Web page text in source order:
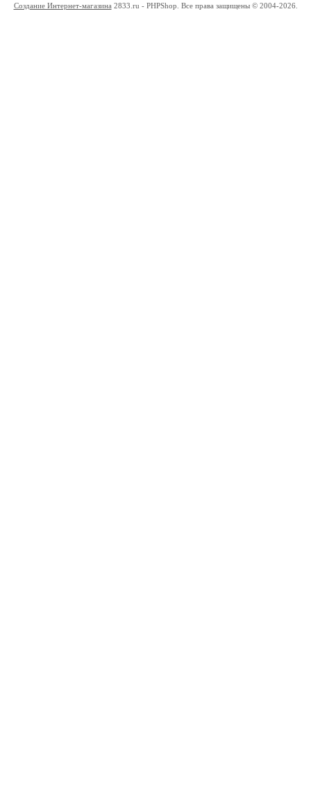
Создание Интернет-магазина 2833.ru - PHPShop. Все права защищены © 2004-2026.